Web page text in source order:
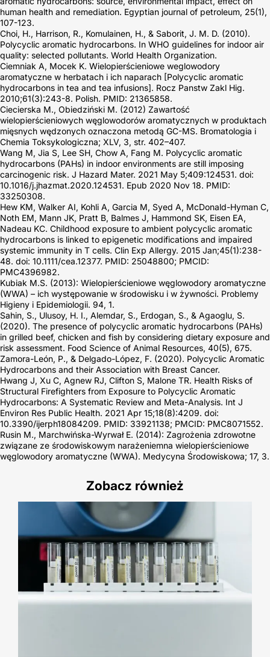
human health and remediation. Egyptian journal of petroleum, 25(1),
107-123.
Choi, H., Harrison, R., Komulainen, H., & Saborit, J. M. D. (2010).
Polycyclic aromatic hydrocarbons. In WHO guidelines for indoor air
quality: selected pollutants. World Health Organization.
Ciemniak A, Mocek K. Wielopierścieniowe weglowodory
aromatyczne w herbatach i ich naparach [Polycyclic aromatic
hydrocarbons in tea and tea infusions]. Rocz Panstw Zakl Hig.
2010;61(3):243-8. Polish. PMID: 21365858.
Ciecierska M., Obiedziński M. (2012) Zawartość
wielopierścieniowych węglowodorów aromatycznych w produktach
mięsnych wędzonych oznaczona metodą GC-MS. Bromatologia i
Chemia Toksykologiczna; XLV, 3, str. 402–407.
Wang M, Jia S, Lee SH, Chow A, Fang M. Polycyclic aromatic
hydrocarbons (PAHs) in indoor environments are still imposing
carcinogenic risk. J Hazard Mater. 2021 May 5;409:124531. doi:
10.1016/j.jhazmat.2020.124531. Epub 2020 Nov 18. PMID:
33250308.
Hew KM, Walker AI, Kohli A, Garcia M, Syed A, McDonald-Hyman C,
Noth EM, Mann JK, Pratt B, Balmes J, Hammond SK, Eisen EA,
Nadeau KC. Childhood exposure to ambient polycyclic aromatic
hydrocarbons is linked to epigenetic modifications and impaired
systemic immunity in T cells. Clin Exp Allergy. 2015 Jan;45(1):238-
48. doi: 10.1111/cea.12377. PMID: 25048800; PMCID:
PMC4396982.
Kubiak M.S. (2013): Wielopierścieniowe węglowodory aromatyczne
(WWA) – ich występowanie w środowisku i w żywności. Problemy
Higieny i Epidemiologii. 94, 1.
Sahin, S., Ulusoy, H. I., Alemdar, S., Erdogan, S., & Agaoglu, S.
(2020). The presence of polycyclic aromatic hydrocarbons (PAHs)
in grilled beef, chicken and fish by considering dietary exposure and
risk assessment. Food Science of Animal Resources, 40(5), 675.
Zamora-León, P., & Delgado-López, F. (2020). Polycyclic Aromatic
Hydrocarbons and their Association with Breast Cancer.
Hwang J, Xu C, Agnew RJ, Clifton S, Malone TR. Health Risks of
Structural Firefighters from Exposure to Polycyclic Aromatic
Hydrocarbons: A Systematic Review and Meta-Analysis. Int J
Environ Res Public Health. 2021 Apr 15;18(8):4209. doi:
10.3390/ijerph18084209. PMID: 33921138; PMCID: PMC8071552.
Rusin M., Marchwińska-Wyrwał E. (2014): Zagrożenia zdrowotne
związane ze środowiskowym narażeniemna wielopierścieniowe
węglowodory aromatyczne (WWA). Medycyna Środowiskowa; 17, 3.
Zobacz również